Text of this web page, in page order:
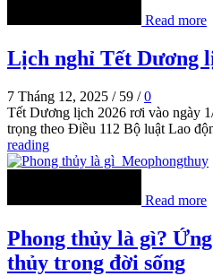
Read more
Lịch nghỉ Tết Dương
7 Tháng 12, 2025 / 59 / 0
Tết Dương lịch 2026 rơi vào ngày
trọng theo Điều 112 Bộ luật Lao
reading
Read more
Phong thủy là gì?
thủy trong đời sống